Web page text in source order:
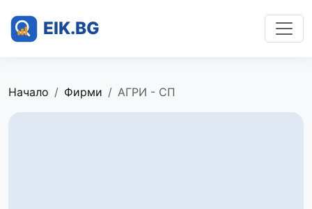
Начало Фирми АГРИ - СП